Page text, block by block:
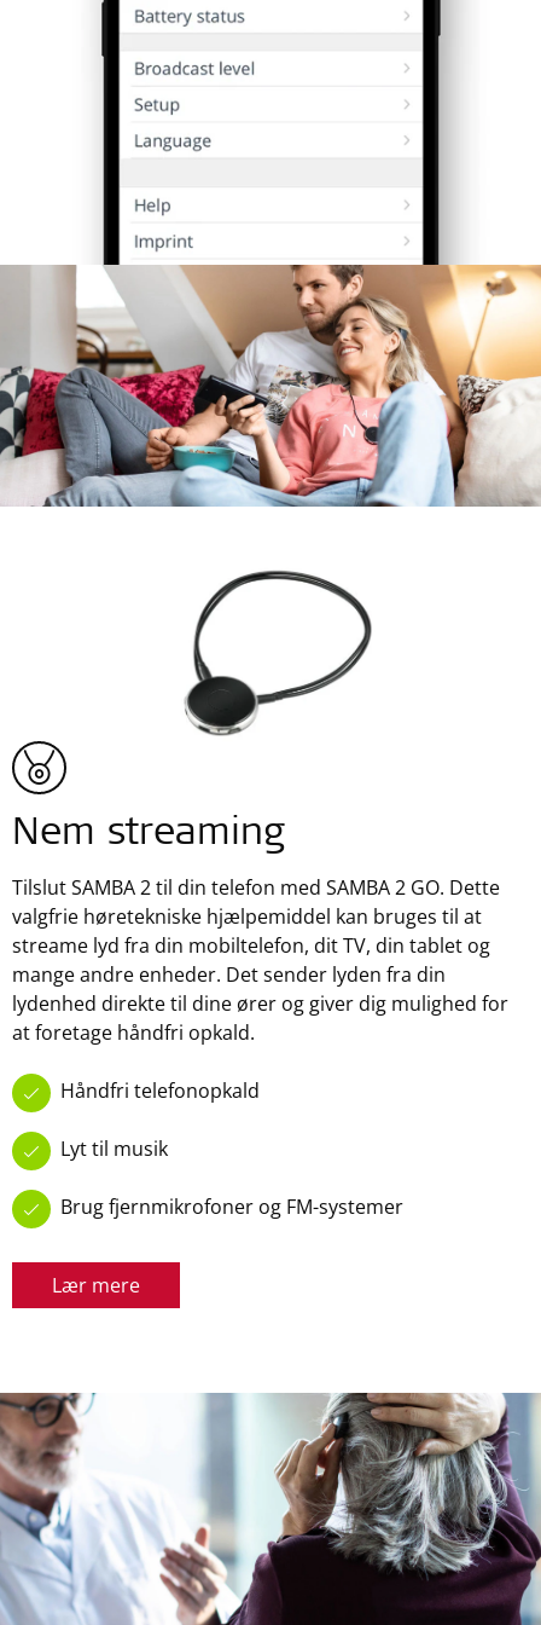
Nem streaming
Tilslut SAMBA 2 til din telefon med SAMBA 2 GO. Dette
valgfrie høretekniske hjælpemiddel kan bruges til at
streame lyd fra din mobiltelefon, dit TV, din tablet og
mange andre enheder. Det sender lyden fra din
lydenhed direkte til dine ører og giver dig mulighed for
at foretage håndfri opkald.
Håndfri telefonopkald
Lyt til musik
Brug fjernmikrofoner og FM-systemer
Lær mere